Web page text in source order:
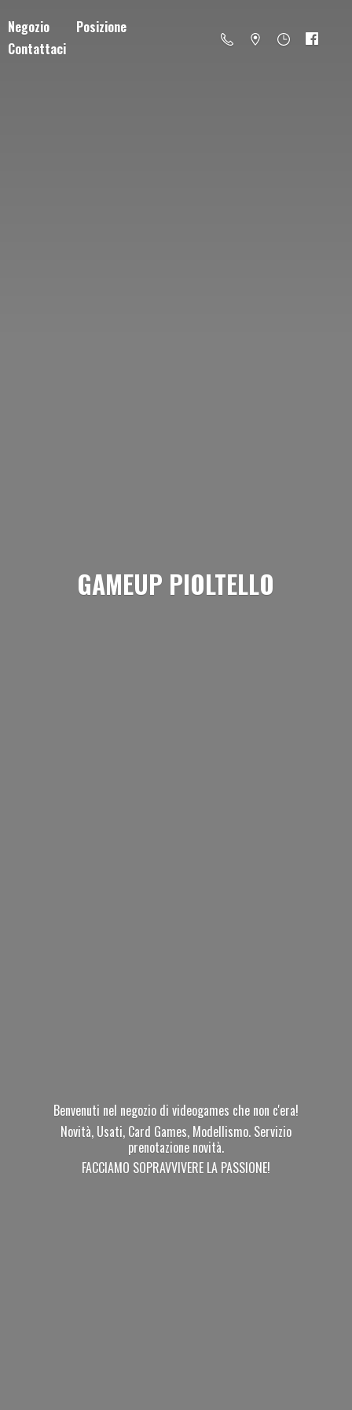
Negozio
Posizione
Contattaci
GAMEUP PIOLTELLO
Benvenuti nel negozio di videogames che non c'era!
Novità, Usati, Card Games, Modellismo. Servizio
prenotazione novità.
FACCIAMO SOPRAVVIVERE LA PASSIONE!